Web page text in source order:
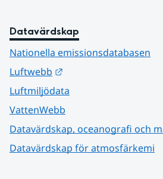
Datavärdskap
Nationella emissionsdatabasen
Luftwebb
Luftmiljödata
VattenWebb
Datavärdskap, oceanografi och
Datavärdskap för atmosfärkemi